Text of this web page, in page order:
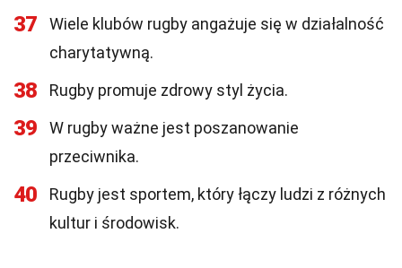
37
Wiele klubów rugby angażuje się w działalność
charytatywną.
38 Rugby promuje zdrowy styl życia.
39
W rugby ważne jest poszanowanie
przeciwnika.
40
Rugby jest sportem, który łączy ludzi z różnych
kultur i środowisk.